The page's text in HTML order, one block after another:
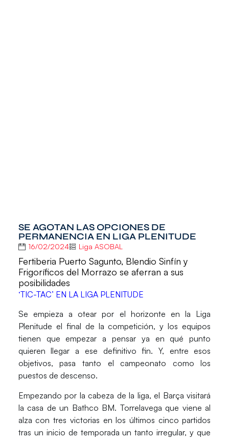
SE AGOTAN LAS OPCIONES DE
PERMANENCIA EN LIGA PLENITUDE
16/02/2024 Liga ASOBAL
Fertiberia Puerto Sagunto, Blendio Sinfín y
Frigoríficos del Morrazo se aferran a sus
posibilidades
‘TIC-TAC’ EN LA LIGA PLENITUDE
Se empieza a otear por el horizonte en la Liga
Plenitude el final de la competición, y los equipos
tienen que empezar a pensar ya en qué punto
quieren llegar a ese definitivo fin. Y, entre esos
objetivos, pasa tanto el campeonato como los
puestos de descenso.
Empezando por la cabeza de la liga, el Barça visitará
la casa de un Bathco BM. Torrelavega que viene al
alza con tres victorias en los últimos cinco partidos
tras un inicio de temporada un tanto irregular, y que